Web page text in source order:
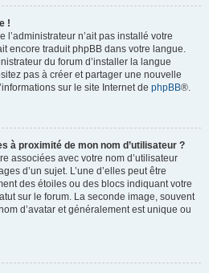
!
l’administrateur n’ait pas installé votre
encore traduit phpBB dans votre langue.
du forum d’installer la langue
pas à créer et partager une nouvelle
sur le site Internet de phpBB®.
à proximité de mon nom d’utilisateur ?
associées avec votre nom d’utilisateur
d’un sujet. L’une d’elles peut être
des étoiles ou des blocs indiquant votre
sur le forum. La seconde image, souvent
d’avatar et généralement est unique ou